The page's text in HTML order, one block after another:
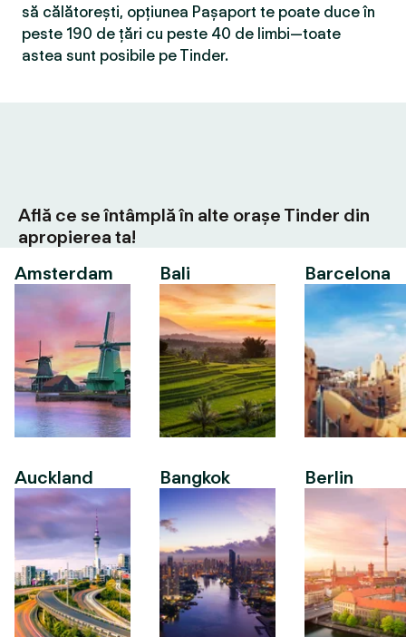
să călătorești, opțiunea Pașaport te poate duce în
peste 190 de țări cu peste 40 de limbi—toate
astea sunt posibile pe Tinder.
Află ce se întâmplă în alte orașe Tinder din
apropierea ta!
Amsterdam
Auckland
Bali
Bangkok
Barcelona
Berlin